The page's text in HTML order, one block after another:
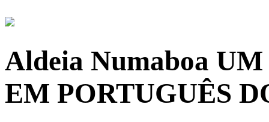
Aldeia Numaboa UM
EM PORTUGUÊS